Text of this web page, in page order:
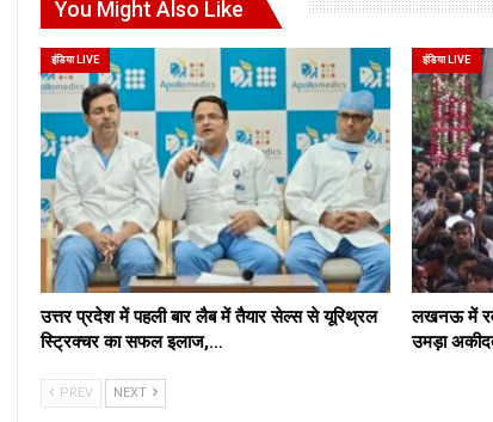
You Might Also Like
इंडिया LIVE
उत्तर प्रदेश में पहली बार लैब में तैयार सेल्स से यूरिथ्रल
स्ट्रिक्चर का सफल इलाज,…
इंडिया LIVE
लखनऊ में
उमड़ा
PREV NEXT